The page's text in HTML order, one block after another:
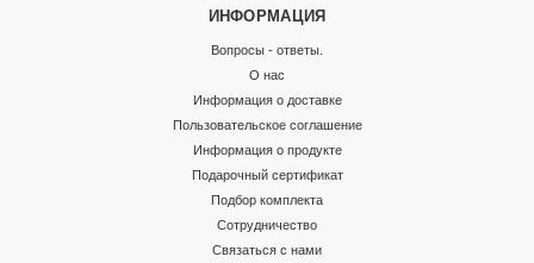
ИНФОРМАЦИЯ
Вопросы - ответы.
О нас
Информация о доставке
Пользовательское соглашение
Информация о продукте
Подарочный сертификат
Подбор комплекта
Сотрудничество
Связаться с нами